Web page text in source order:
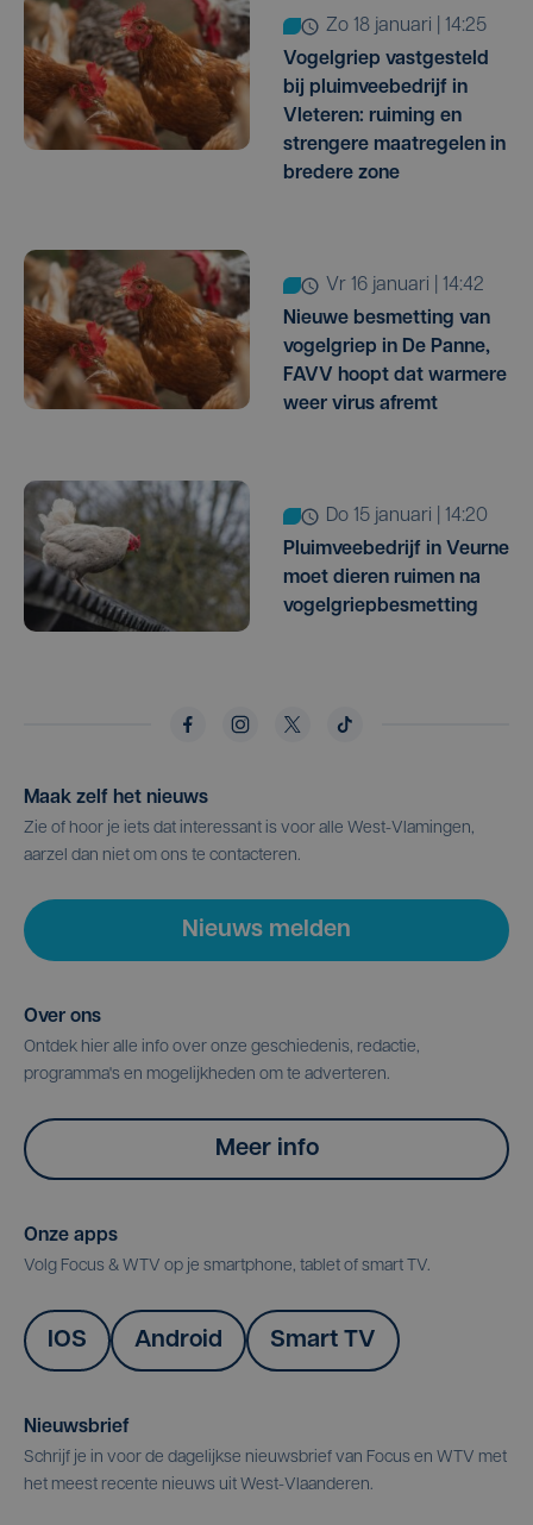
zo 18 januari | 14:25
Vogelgriep vastgesteld
bij pluimveebedrijf in
Vleteren: ruiming en
strengere maatregelen in
bredere zone
vr 16 januari | 14:42
Nieuwe besmetting van
vogelgriep in De Panne,
FAVV hoopt dat warmere
weer virus afremt
do 15 januari | 14:20
Pluimveebedrijf in Veurne
moet dieren ruimen na
vogelgriepbesmetting
Maak zelf het nieuws
Zie of hoor je iets dat interessant is voor alle West-Vlamingen,
aarzel dan niet om ons te contacteren.
Nieuws melden
Over ons
Ontdek hier alle info over onze geschiedenis, redactie,
programma's en mogelijkheden om te adverteren.
Meer info
Onze apps
Volg Focus & WTV op je smartphone, tablet of smart TV.
IOS Android Smart TV
Nieuwsbrief
Schrijf je in voor de dagelijkse nieuwsbrief van Focus en WTV met
het meest recente nieuws uit West-Vlaanderen.